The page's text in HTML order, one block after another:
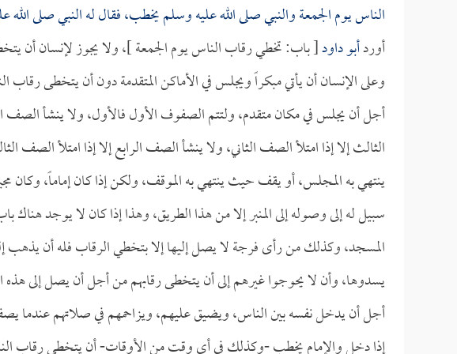
الناس يوم الجمعة والنبي صلى الله عليه وسلم يخطب، فقال له النبي صلى
أوردأبو داود[ باب: تخطي رقاب الناس يوم الجمعة ]، ولا يجوز لإنسان أن
وعلى الإنسان أن يأتي مبكراً ويجلس في الأماكن المتقدمة دون أن يتخطى
أجل أن يجلس في مكان متقدم، ولتتم الصفوف الأول فالأول، ولا ينشأ الصف
الثالث إلا إذا امتلأ الصف الثاني، ولا ينشأ الصف الرابع إلا إذا امتلأ
ينتهي به المجلس، أو يقف حيث ينتهي به الموقف، ولكن إذا كان إماماً، وكان
سبيل له إلى وصوله إلى المنبر إلا من هذا الطريق، وهذا إذا كان لا يوجد هناك
المسجد، وكذلك من رأى فرجة لا يصل إليها إلا بتخطي الرقاب فله أن يذهب
يسدوها، وأن لا يحوجوا غيرهم إلى أن يتخطى رقابهم من أجل أن يصل إلى هذه
أجل أن يدخل نفسه بين الناس، ويضيق عليهم، ويزاحمهم في صلاتهم عندما